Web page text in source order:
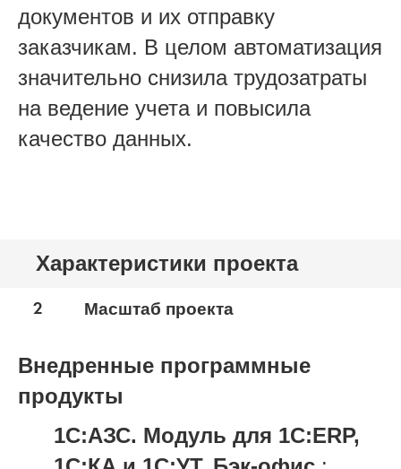
документов и их отправку
заказчикам. В целом автоматизация
значительно снизила трудозатраты
на ведение учета и повысила
качество данных.
Характеристики проекта
2 Масштаб проекта
Внедренные программные
продукты
1С:АЗС. Модуль для 1С:ERP,